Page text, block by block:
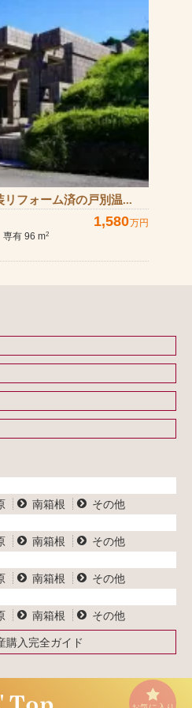
フォーム済の戸別温...
1,580万円
専有 96 m2
南箱根
その他
南箱根
その他
南箱根
その他
南箱根 その他
購入完全ガイド